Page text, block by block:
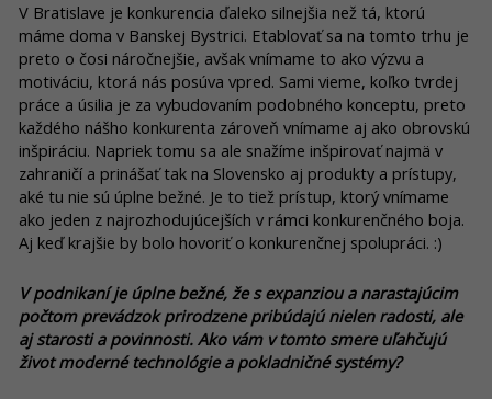
V Bratislave je konkurencia ďaleko silnejšia než tá, ktorú
máme doma v Banskej Bystrici. Etablovať sa na tomto trhu je
preto o čosi náročnejšie, avšak vnímame to ako výzvu a
motiváciu, ktorá nás posúva vpred. Sami vieme, koľko tvrdej
práce a úsilia je za vybudovaním podobného konceptu, preto
každého nášho konkurenta zároveň vnímame aj ako obrovskú
inšpiráciu. Napriek tomu sa ale snažíme inšpirovať najmä v
zahraničí a prinášať tak na Slovensko aj produkty a prístupy,
aké tu nie sú úplne bežné. Je to tiež prístup, ktorý vnímame
ako jeden z najrozhodujúcejších v rámci konkurenčného boja.
Aj keď krajšie by bolo hovoriť o konkurenčnej spolupráci. :)
V podnikaní je úplne bežné, že s expanziou a narastajúcim
počtom prevádzok prirodzene pribúdajú nielen radosti, ale
aj starosti a povinnosti. Ako vám v tomto smere uľahčujú
život moderné technológie a pokladničné systémy?